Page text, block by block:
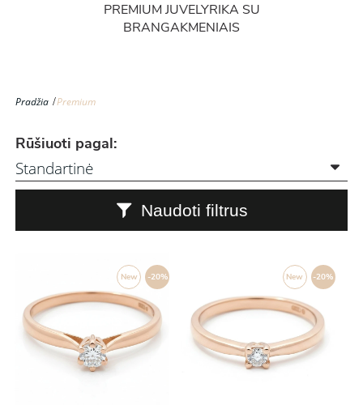
PREMIUM JUVELYRIKA SU
BRANGAKMENIAIS
Pradžia Premium
Rūšiuoti pagal:
Naudoti filtrus
-20%
New -20%
New